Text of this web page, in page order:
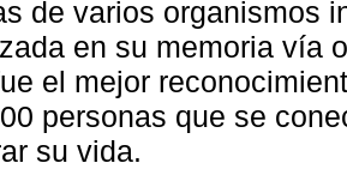
de varios organismos
en su memoria vía
el mejor
personas que se
su vida.